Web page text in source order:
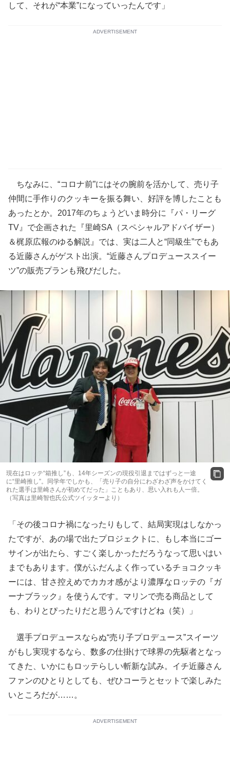
して、それが“本業”になっていったんです」
ADVERTISEMENT
ちなみに、“コロナ前”にはその腕前を活かして、売り子
仲間に手作りのクッキーを振る舞い、好評を博したことも
あったとか。2017年のちょうどいま時分に『パ・リーグ
TV』で企画された『里崎SA（スペシャルアドバイザー）
＆梶原広報のゆる解説』では、実は二人と“同級生”でもあ
る近藤さんがゲスト出演。“近藤さんプロデューススイー
ツ”の販売プランも飛びだした。
現在はロッテ“箱推し”も、14年シーズンの現役引退まではずっと一途
に“里崎推し”。同学年でしかも、「売り子の自分にわざわざ声をかけてく
れた選手は里崎さんが初めてだった」こともあり、思い入れも人一倍。
（写真は里崎智也氏公式ツイッターより）
「その後コロナ禍になったりもして、結局実現はしなかっ
たですが、あの場で出たプロジェクトに、もし本当にゴー
サインが出たら、すごく楽しかっただろうなって思いはい
までもあります。僕がふだんよく作っているチョコクッキ
ーには、甘さ控えめでカカオ感がより濃厚なロッテの『ガ
ーナブラック』を使うんです。マリンで売る商品として
も、わりとぴったりだと思うんですけどね（笑）」
選手プロデュースならぬ“売り子プロデュース”スイーツ
がもし実現するなら、数多の仕掛けで球界の先駆者となっ
てきた、いかにもロッテらしい斬新な試み。イチ近藤さん
ファンのひとりとしても、ぜひコーラとセットで楽しみた
いところだが……。
ADVERTISEMENT